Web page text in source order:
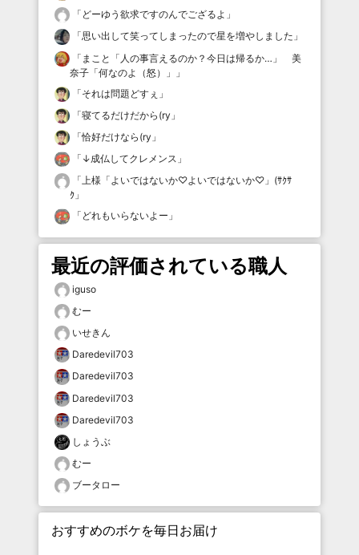
「 どーゆう欲求ですのんでござるよ 」
「思い出して笑ってしまったので星を増やしました 」
「 まこと「人の事言えるのか？今日は帰るか…」 美
奈子「何なのよ（怒）」
」
「それは問題どすぇ 」
「寝てるだけだから(ry 」
「恰好だけなら(ry 」
「 ↓成仏してクレメンス 」
「上様「よいではないか♡よいではないか♡」(ｻｸｻ
ｸ 」
「 どれもいらないよー 」
最近の評価されている職人
iguso
むー
いせきん
Daredevil703
Daredevil703
Daredevil703
Daredevil703
しょうぶ
むー
ブータロー
おすすめのボケを毎日お届け